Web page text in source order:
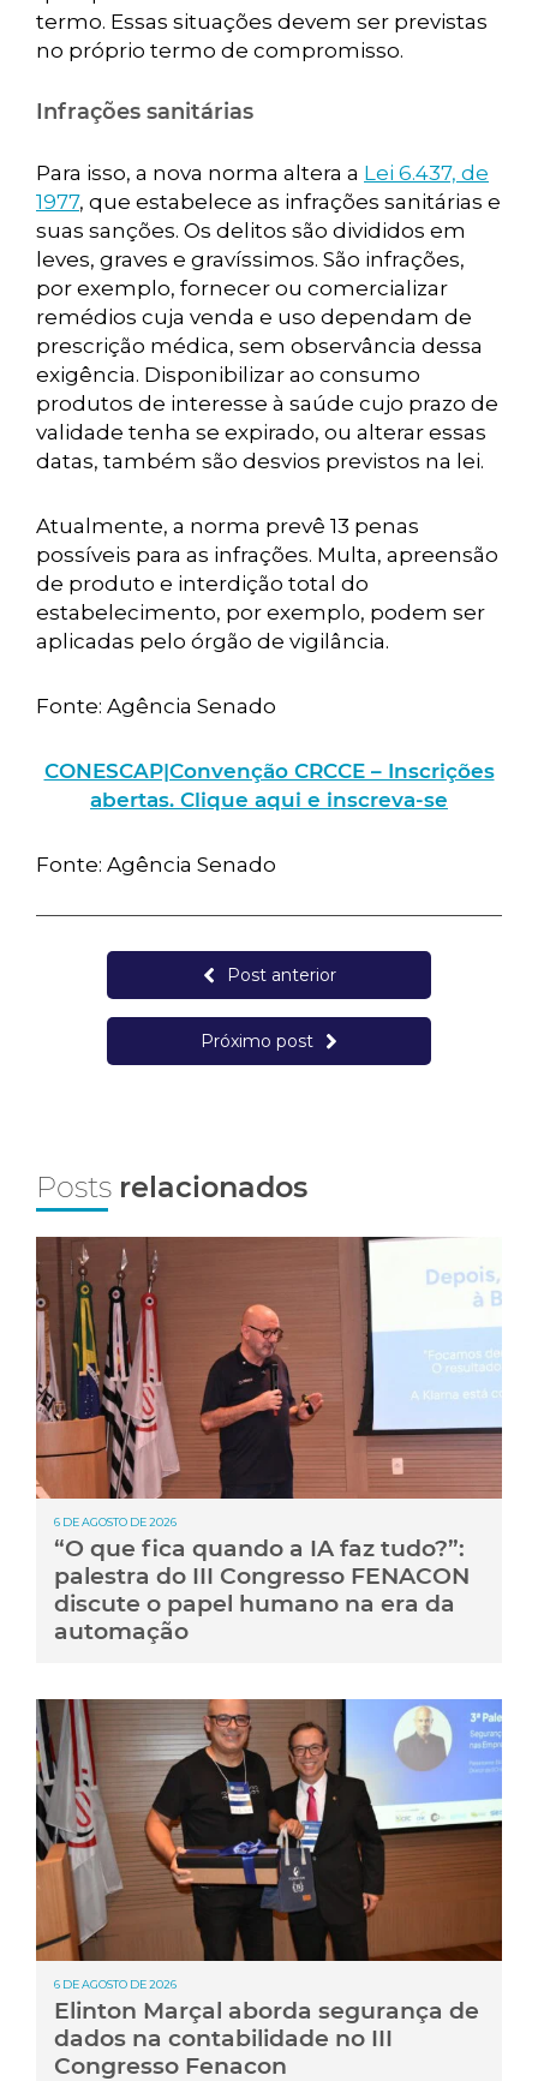
termo. Essas situações devem ser previstas
no próprio termo de compromisso.
Infrações sanitárias
Para isso, a nova norma altera a Lei 6.437, de
1977, que estabelece as infrações sanitárias e
suas sanções. Os delitos são divididos em
leves, graves e gravíssimos. São infrações,
por exemplo, fornecer ou comercializar
remédios cuja venda e uso dependam de
prescrição médica, sem observância dessa
exigência. Disponibilizar ao consumo
produtos de interesse à saúde cujo prazo de
validade tenha se expirado, ou alterar essas
datas, também são desvios previstos na lei.
Atualmente, a norma prevê 13 penas
possíveis para as infrações. Multa, apreensão
de produto e interdição total do
estabelecimento, por exemplo, podem ser
aplicadas pelo órgão de vigilância.
Fonte: Agência Senado
CONESCAP|Convenção CRCCE – Inscrições
abertas. Clique aqui e inscreva-se
Fonte: Agência Senado
Post anterior
Próximo post
Posts relacionados
6 DE AGOSTO DE 2026
“O que fica quando a IA faz tudo?”:
palestra do III Congresso FENACON
discute o papel humano na era da
automação
6 DE AGOSTO DE 2026
Elinton Marçal aborda segurança de
dados na contabilidade no III
Congresso Fenacon